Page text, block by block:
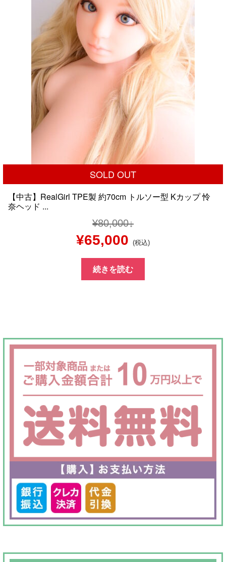
し
た。
で
す。
SOLD OUT
【中古】RealGirl TPE製 約70cm トルソー型 Kカップ 怜
奈ヘッド ...
¥80,000
元
の
価
¥80,000
で
し
た。
¥65,000 現
在
の
は
で
す。
(税込)
続きを読む